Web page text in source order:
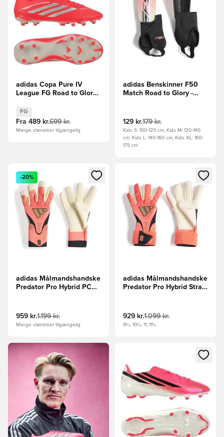
adidas Copa Pure IV
League FG Road to Glory -
FG
Fra 489 kr.699 kr.
Mange størrelser tilgængelig
adidas Benskinner F50
Match Road to Glory -
129 kr.179 kr.
Kids S: 100-120 cm, Kids M: 120-140
cm, Kids L: 140-160 cm, Kids XL: 160-
175 cm
Åbner en Modal til at logge ind eller tilmelde dig som
-20%
adidas Målmandshandske
Predator Pro Hybrid PC
959 kr.1.199 kr.
Mange størrelser tilgængelig
Åbner en Modal til at logge
adidas Målmandshandske
Predator Pro Hybrid Strap
929 kr.1.099 kr.
9½, 10½, 11, 11½
Åbner en Modal til at logge